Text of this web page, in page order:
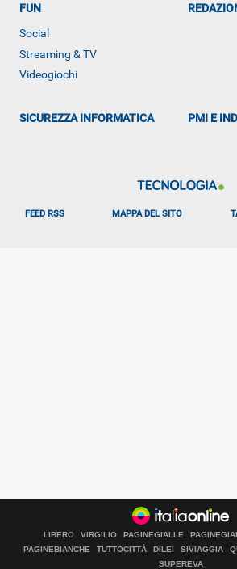
ALTRO
FUN
Social
Streaming & TV
Videogiochi
SICUREZZA INFORMATICA PMI E
FEED RSS MAPPA DEL SITO
LIBERO VIRGILIO PAGINEGIALLE
PAGINEBIANCHE
TUTTOCITTÀ DILEI SIVIAGGIA
SUPEREVA